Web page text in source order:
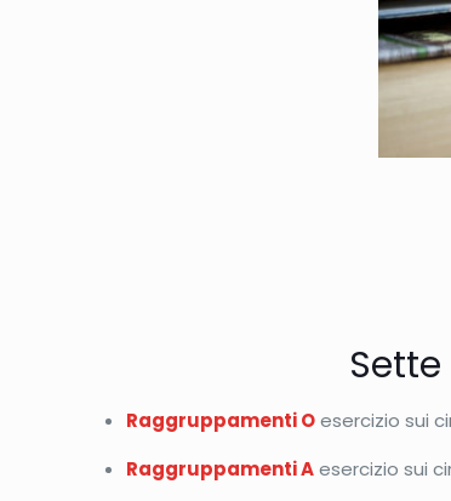
Raggruppamenti Oesercizio sui
Raggruppamenti Aesercizio sui